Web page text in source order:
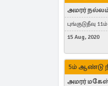
அமரர்
புங்குடுதீவு
15 Aug, 2020
5ம் ஆண்டு
அமரர்